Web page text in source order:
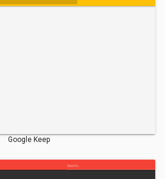
Google Keep